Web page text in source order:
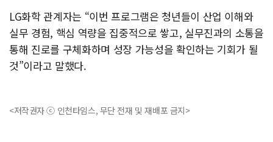
LG화학 관계자는 “이번 프로그램은 청년들이 산업 이해와
실무 경험, 핵심 역량을 집중적으로 쌓고, 실무진과의 소통을
통해 진로를 구체화하며 성장 가능성을 확인하는 기회가 될
것”이라고 말했다.
<저작권자 ⓒ 인천타임스, 무단 전재 및 재배포 금지>